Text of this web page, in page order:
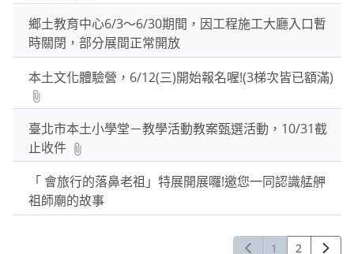
鄉土教育中心6/3～6/30期間，因工程施工大廳入口暫
時關閉，部分展間正常開放
本土文化體驗營，6/12(三)開始報名喔!(3梯次皆已額滿)
臺北市本土小學堂－教學活動教案甄選活動，10/31截
止收件
「 會旅行的落鼻老祖」特展開展囉!邀您一同認識艋舺
祖師廟的故事
1 2